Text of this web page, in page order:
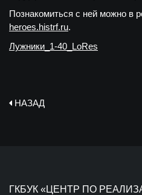
Познакомиться с ней можно в
heroes.histrf.ru.
Лужники_1-40_LoRes
НАЗАД
ГКБУК «ЦЕНТР ПО